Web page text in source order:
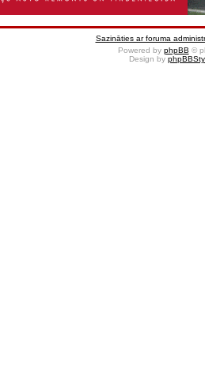
Sazināties ar foruma
Powered by phpBB ©
Design by